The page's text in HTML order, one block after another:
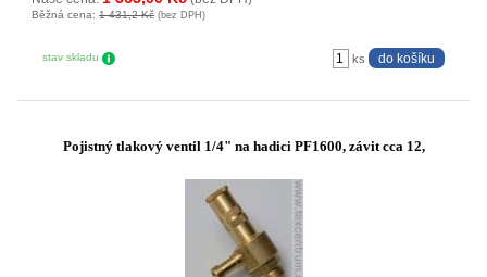
Běžná cena: 1 431,2 Kč (bez DPH)
stav skladu ks
Pojistný tlakový ventil 1/4" na hadici PF1600, závit cca 12,